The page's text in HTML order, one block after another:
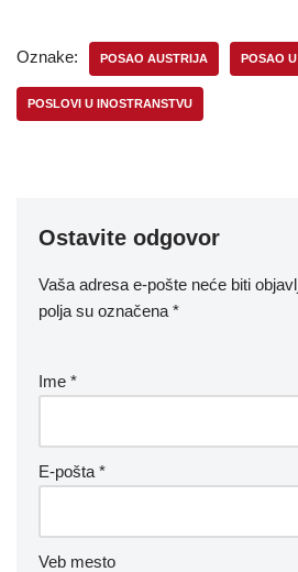
Oznake: POSAO AUSTRIJA POSAO
POSLOVI U INOSTRANSTVU
Ostavite odgovor
Vaša adresa e-pošte neće biti
polja su označena *
Ime *
E-pošta *
Veb mesto